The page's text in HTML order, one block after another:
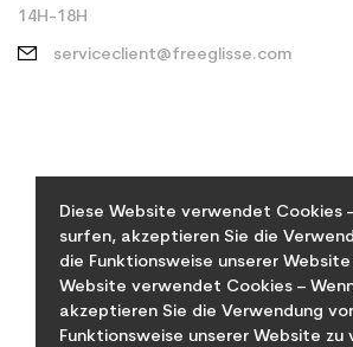
Diese Website verwendet Cookies
surfen, akzeptieren Sie die
die Funktionsweise unserer
Website verwendet Cookies –
akzeptieren Sie die Verwendung
Funktionsweise unserer Website zu
14H-18H
serviceclient@freeglisse.com